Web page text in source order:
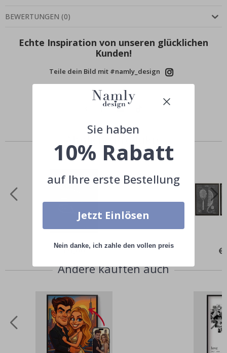
BEWERTUNGEN (0)
Echte Inspiration von unseren glücklichen
Kunden!
Teile dein Bild mit #namly_design
Special
€9,00
Andere kauften auch
Sie haben
10% Rabatt
auf Ihre erste Bestellung
Jetzt Einlösen
Nein danke, ich zahle den vollen preis